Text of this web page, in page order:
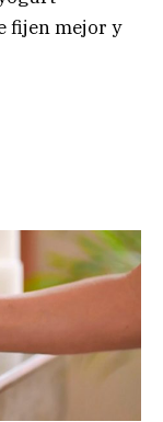
fijen mejor y